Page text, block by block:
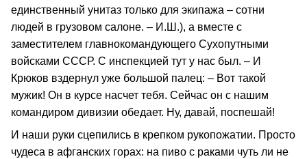
единственный унитаз только для экипажа – сотни
людей в грузовом салоне. – И.Ш.), а вместе с
заместителем главнокомандующего Сухопутными
войсками СССР. С инспекцией тут у нас был. – И
Крюков вздернул уже большой палец: – Вот такой
мужик! Он в курсе насчет тебя. Сейчас он с нашим
командиром дивизии обедает. Ну, давай, поспешай!
И наши руки сцепились в крепком рукопожатии. Просто
чудеса в афганских горах: на пиво с раками чуть ли не